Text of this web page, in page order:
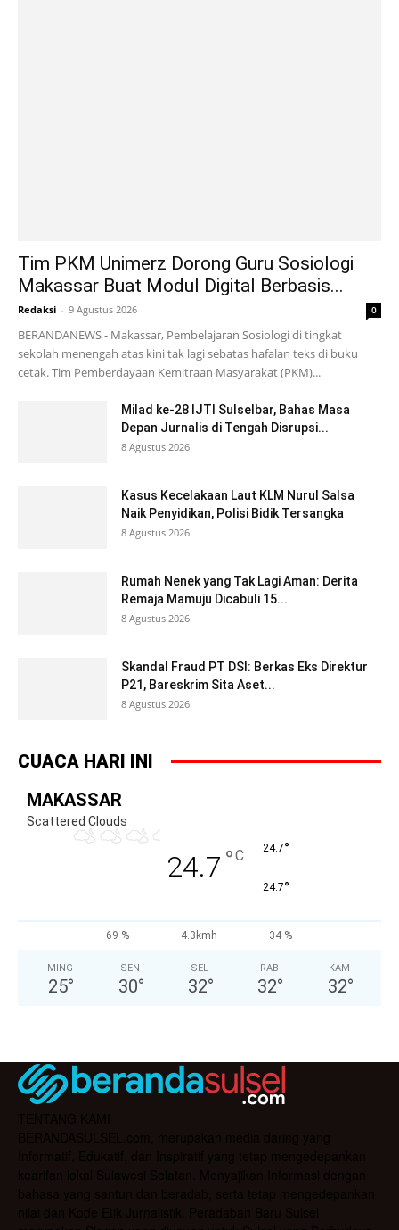
Tim PKM Unimerz Dorong Guru Sosiologi
Makassar Buat Modul Digital Berbasis...
Redaksi - 9 Agustus 2026 0
BERANDANEWS - Makassar, Pembelajaran Sosiologi di tingkat
sekolah menengah atas kini tak lagi sebatas hafalan teks di buku
cetak. Tim Pemberdayaan Kemitraan Masyarakat (PKM)...
Milad ke-28 IJTI Sulselbar, Bahas Masa
Depan Jurnalis di Tengah Disrupsi...
8 Agustus 2026
Kasus Kecelakaan Laut KLM Nurul Salsa
Naik Penyidikan, Polisi Bidik Tersangka
8 Agustus 2026
Rumah Nenek yang Tak Lagi Aman: Derita
Remaja Mamuju Dicabuli 15...
8 Agustus 2026
Skandal Fraud PT DSI: Berkas Eks Direktur
P21, Bareskrim Sita Aset...
8 Agustus 2026
CUACA HARI INI
MAKASSAR
Scattered Clouds
24.7 °C 24.7°
24.7°
69 % 4.3kmh 34 %
MING
25°
SEN
30°
SEL
32°
RAB
32°
KAM
32°